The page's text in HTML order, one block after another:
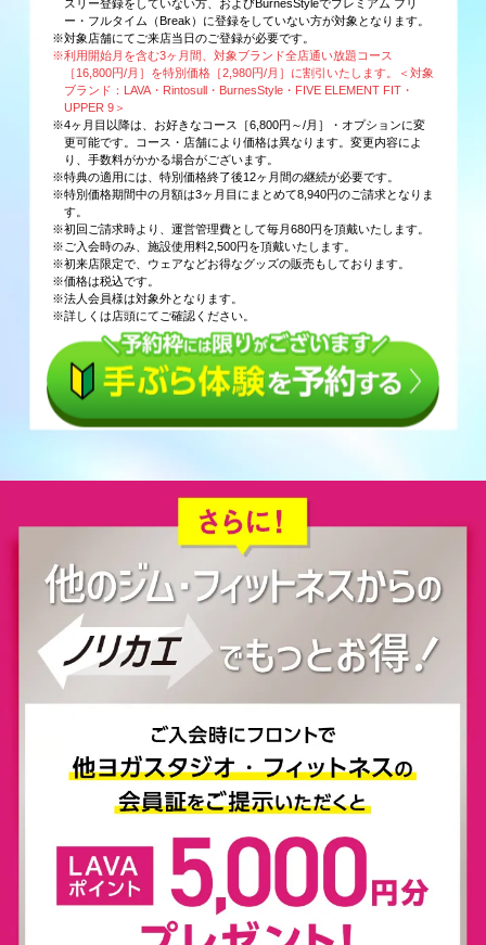
スリー登録をしていない方、およびBurnesStyleでプレミアム フリ
ー・フルタイム（Break）に登録をしていない方が対象となります。
※対象店舗にてご来店当日のご登録が必要です。
※利用開始月を含む3ヶ月間、対象ブランド全店通い放題コース
［16,800円/月］を特別価格［2,980円/月］に割引いたします。＜対象
ブランド：LAVA・Rintosull・BurnesStyle・FIVE ELEMENT FIT・
UPPER 9＞
※4ヶ月目以降は、お好きなコース［6,800円～/月］・オプションに変
更可能です。コース・店舗により価格は異なります。変更内容によ
り、手数料がかかる場合がございます。
※特典の適用には、特別価格終了後12ヶ月間の継続が必要です。
※特別価格期間中の月額は3ヶ月目にまとめて8,940円のご請求となりま
す。
※初回ご請求時より、運営管理費として毎月680円を頂戴いたします。
※ご入会時のみ、施設使用料2,500円を頂戴いたします。
※初来店限定で、ウェアなどお得なグッズの販売もしております。
※価格は税込です。
※法人会員様は対象外となります。
※詳しくは店頭にてご確認ください。